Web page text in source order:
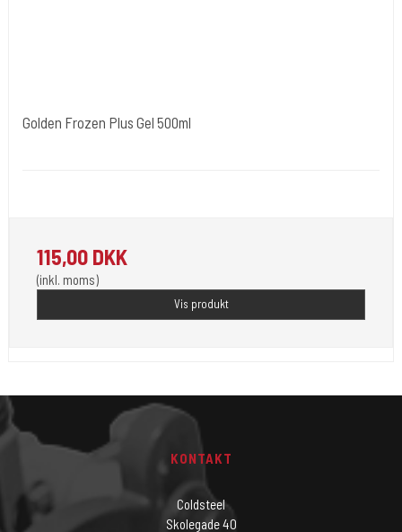
Golden Frozen Plus Gel 500ml
115,00 DKK
(inkl. moms)
Vis produkt
KONTAKT
Coldsteel
Skolegade 40